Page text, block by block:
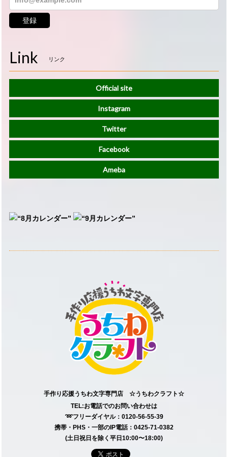
登録
Link リンク
Official site
Instagram
Twitter
Facebook
Ameba
手作り応援うちわ文字専門店 ☆うちわクラフト☆
TEL:お電話でのお問い合わせは
➿フリーダイヤル：0120-56-55-39
携帯・PHS・一部のIP電話：0425-71-0382
(土日祝日を除く平日10:00〜18:00)